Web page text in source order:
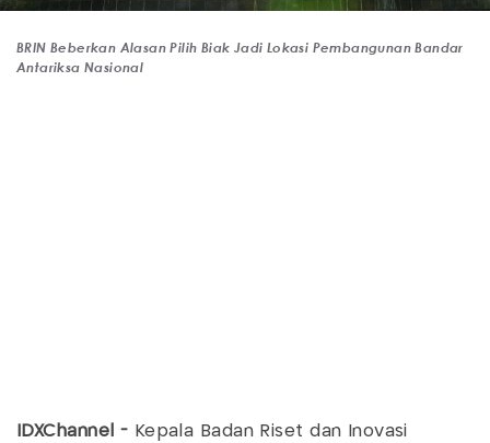
BRIN Beberkan Alasan Pilih Biak Jadi Lokasi Pembangunan Bandar
Antariksa Nasional
IDXChannel - Kepala Badan Riset dan Inovasi